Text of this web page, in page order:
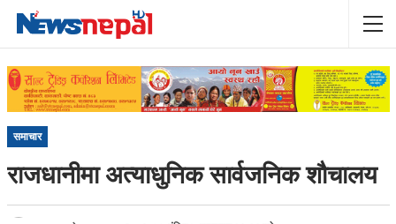
समाचार
राजधानीमा अत्याधुनिक सार्वजनिक शौचालय